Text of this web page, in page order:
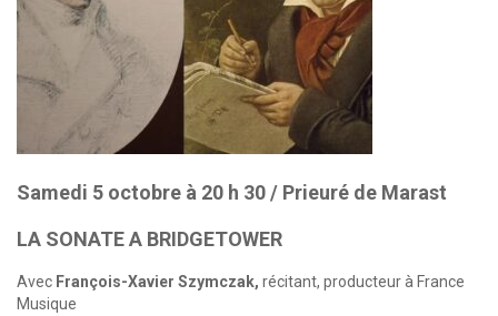
Samedi 5 octobre à 20 h 30 / Prieuré de Marast
LA SONATE A BRIDGETOWER
Avec François-Xavier Szymczak, récitant, producteur à France
Musique